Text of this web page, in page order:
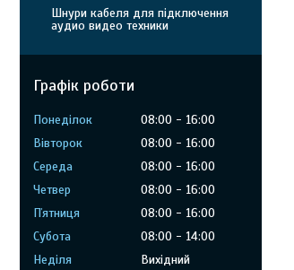
Шнури кабеля для підключення
аудио видео техники
Графік роботи
Понеділок 08:00
16:00
Вівторок
08:00
16:00
Середа
08:00
16:00
Четвер
08:00
16:00
Пʼятниця
08:00
16:00
Субота
08:00
14:00
Неділя
Вихідний